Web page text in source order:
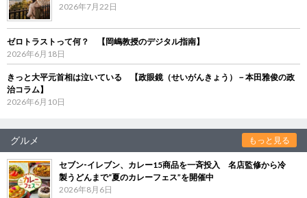
2026年7月22日
ゼロトラストって何？ 【岡嶋教授のデジタル指南】
2026年6月18日
きっと大平元首相は泣いている 【政眼鏡（せいがんきょう）－本田雅俊の政
治コラム】
2026年6月10日
グルメ もっと見る
セブン‐イレブン、カレー15商品を一斉投入 名店監修から冷
製うどんまで“夏のカレーフェス”を開催中
2026年8月6日